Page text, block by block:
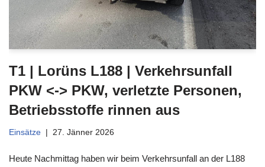
T1 | Lorüns L188 | Verkehrsunfall
PKW <-> PKW, verletzte Personen,
Betriebsstoffe rinnen aus
Einsätze 27. Jänner 2026
Heute Nachmittag haben wir beim Verkehrsunfall an der L188